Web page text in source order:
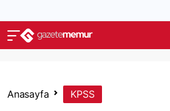
Anasayfa KPSS